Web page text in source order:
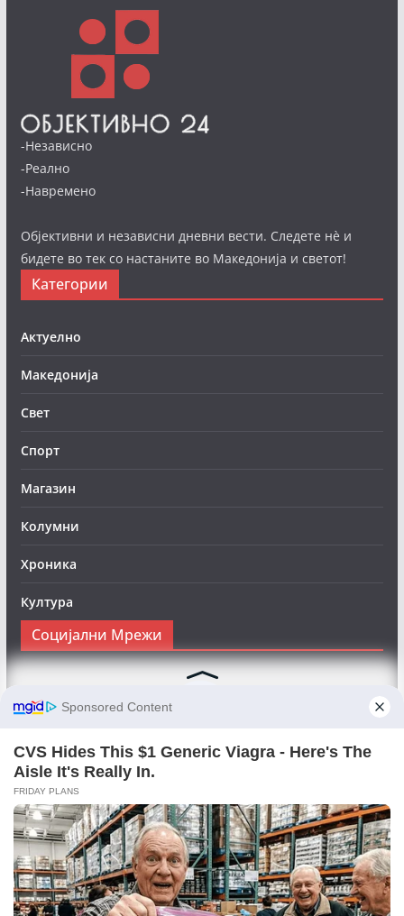
-Независно
-Реално
-Навремено
Објективни и независни дневни вести. Следете нè и
бидете во тек со настаните во Македонија и светот!
Категории
Актуелно
Македонија
Свет
Спорт
Магазин
Колумни
Хроника
Култура
Социјални Мрежи
Следете нè на Фејсбук за да сте во тек со најновите